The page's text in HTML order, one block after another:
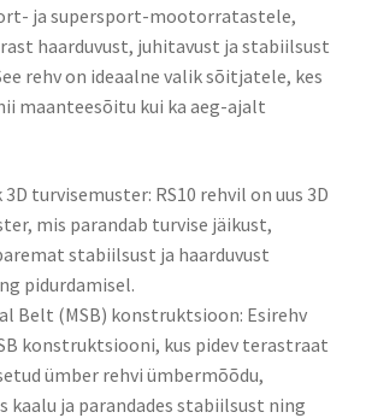
ja supersport-mootorratastele,
haarduvust, juhitavust ja stabiilsust
rehv on ideaalne valik sõitjatele, kes
maanteesõitu kui ka aeg-ajalt
3D turvisemuster: RS10 rehvil on uus 3D
mis parandab turvise jäikust,
stabiilsust ja haarduvust
pidurdamisel.
Belt (MSB) konstruktsioon: Esirehv
konstruktsiooni, kus pidev terastraat
ümber rehvi ümbermõõdu,
kaalu ja parandades stabiilsust ning